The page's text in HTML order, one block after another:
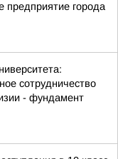
города
сотрудничество
- фундамент